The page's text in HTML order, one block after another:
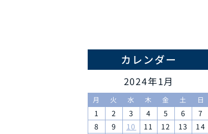
カレンダー
2024年1月
月 火 水 木 金 土 日
1 2 3 4 5 6
7
8
9 10 11 12 13
14